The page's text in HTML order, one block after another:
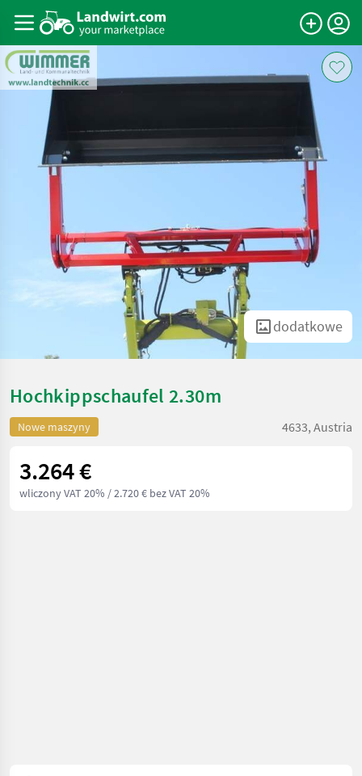
dodatkowe
Hochkippschaufel 2.30m
Nowe maszyny 4633, Austria
3.264 €
wliczony VAT 20% / 2.720 € bez VAT 20%